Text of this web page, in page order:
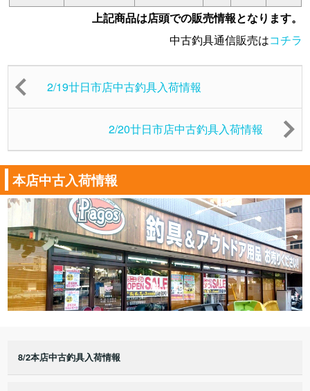
上記商品は店頭での販売情報となります。
中古釣具通信販売はコチラ
2/19廿日市店中古釣具入荷情報
2/20廿日市店中古釣具入荷情報
本店中古入荷情報
8/2本店中古釣具入荷情報